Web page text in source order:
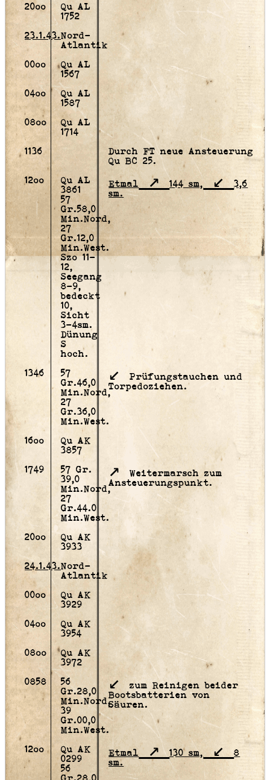
20oo
Qu AL
1752
23.1.43.Nord-
Atlantik
00oo
Qu AL
1567
04oo
Qu AL
1587
08oo
Qu AL
1714
1136
Durch FT neue Ansteuerung
Qu BC 25.
12oo
Qu AL
3861
57
Gr.58,0
Min.Nord,
27
Gr.12,0
Min.West.
Szo 11-
12,
Seegang
8-9,
bedeckt
10,
Sicht
3-4sm.
Dünung
S
hoch.
Etmal 144 sm,
3,6
sm.
1346
57
Gr.46,0
Min.Nord,
27
Gr.36,0
Min.West.
Prüfungstauchen und
Torpedoziehen.
16oo
Qu AK
3857
1749
57 Gr.
39,0
Min.Nord,
27
Gr.44.0
Min.West.
Weitermarsch zum
Ansteuerungspunkt.
20oo
Qu AK
3933
24.1.43.Nord-
Atlantik
00oo
Qu AK
3929
04oo
Qu AK
3954
08oo
Qu AK
3972
0858
56
Gr.28,0
Min.Nord,
39
Gr.00,0
Min.West.
zum Reinigen beider
Bootsbatterien von
Säuren.
12oo
Qu AK
0299
56
Etmal 130 sm,
8
sm.